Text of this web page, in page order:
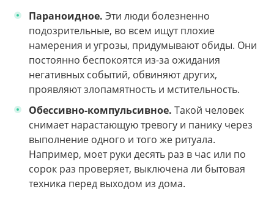
Параноидное. Эти люди болезненно
подозрительные, во всем ищут плохие
намерения и угрозы, придумывают обиды. Они
постоянно беспокоятся из-за ожидания
негативных событий, обвиняют других,
проявляют злопамятность и мстительность.
Обессивно-компульсивное. Такой человек
снимает нарастающую тревогу и панику через
выполнение одного и того же ритуала.
Например, моет руки десять раз в час или по
сорок раз проверяет, выключена ли бытовая
техника перед выходом из дома.